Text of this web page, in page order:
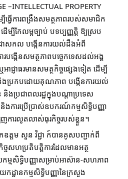
–INTELLECTUAL PROPERTY
បីធ្វើការពង្រឹងសមត្ថភាពរបស់សមាជិក
ើម្បីកែលម្អច្បាប់ បទប្បញ្ញត្តិ ឱ្យស្រប
ធិជាសកល បង្កើនការយល់ដឹងអំពី
របង្កើនសមត្ថភាពបច្ចេកទេសដល់អង្គ
ជ្ញាធរមានសមត្ថកិច្ចផ្សេងទៀត ដើម្បី
និងប្រកបដោយគុណភាព បង្កើនការយល់
ប្រជាពលរដ្ឋក្នុងបណ្តាប្រទេស
និងការប្រើប្រាស់ឧបករណ៍កម្មសិទ្ធិបញ្ញា
រុញការលូតលាស់ធុរកិច្ចរបស់ខ្លួន។
ឧត្តម សួន វិជ្ជា ក៍បានគូសបញ្ជាក់ពី
សហប្រតិបត្តិការដែលមានអត្ថ
មសិទ្ធិបញ្ញាសម្រាប់អាស៊ាន-សហភាព
ឋានកម្មសិទ្ធិបញ្ញានៃក្រសួង